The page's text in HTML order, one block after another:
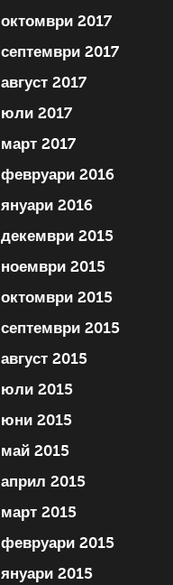
октомври 2017
септември 2017
август 2017
юли 2017
март 2017
февруари 2016
януари 2016
декември 2015
ноември 2015
октомври 2015
септември 2015
август 2015
юли 2015
юни 2015
май 2015
април 2015
март 2015
февруари 2015
януари 2015